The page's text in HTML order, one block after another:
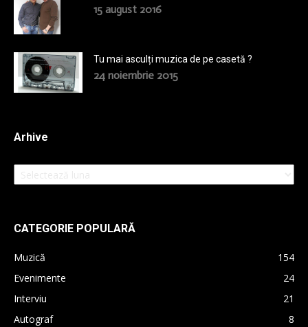
15 august 2016
Tu mai asculți muzica de pe casetă ?
24 noiembrie 2015
Arhive
Arhive
CATEGORIE POPULARĂ
Muzică
154
Evenimente
24
Interviu
21
Autograf
8